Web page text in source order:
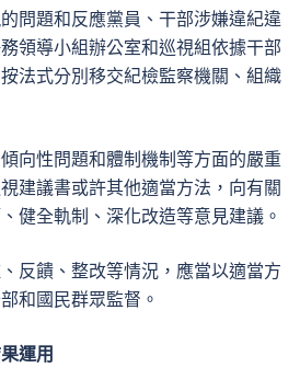
問題和反應黨員、干部涉嫌違紀違
領導小組辦公室和巡視組依據干部
法式分別移交紀檢監察機關、組織
向性問題和體制機制等方面的嚴重
建議書或許其他適當方法，向有關
健全軌制、深化改造等意見建議。
反饋、整改等情況，應當以適當方
和國民群眾監督。
運用